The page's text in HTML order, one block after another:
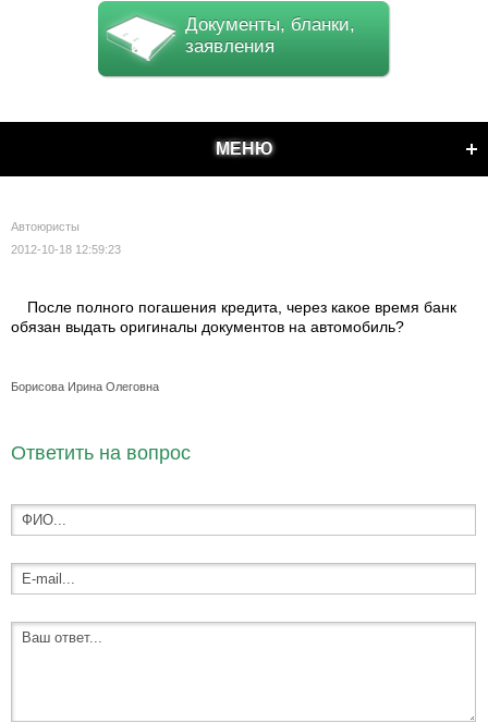
Документы, бланки,
заявления
МЕНЮ
Автоюристы
2012-10-18 12:59:23
После полного погашения кредита, через какое время банк
обязан выдать оригиналы документов на автомобиль?
Борисова Ирина Олеговна
Ответить на вопрос